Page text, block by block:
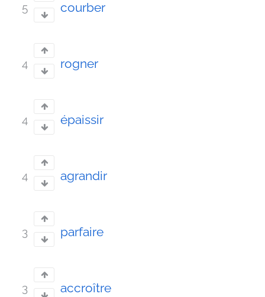
5 courber
4 rogner
4 épaissir
4 agrandir
3 parfaire
3 accroître